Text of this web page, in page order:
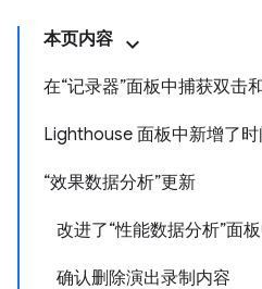
本页内容
在“记录器”面板中捕获双击
Lighthouse 面板中新增了
“效果数据分析”更新
改进了“性能数据分析”面
确认删除演出录制内容